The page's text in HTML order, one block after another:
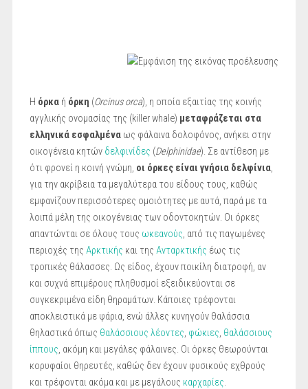
Η όρκαή όρκη (Orcinus orca), η οποία εξαιτίας της κοινής
αγγλικής ονομασίας της (killer whale) μεταφράζεται στα
ελληνικά εσφαλμέναως φάλαινα δολοφόνος, ανήκει στην
οικογένεια κητών δελφινίδες (Delphinidae). Σε αντίθεση με
ότι φρονεί η κοινή γνώμη, οι όρκες είναι γνήσια δελφίνια,
για την ακρίβεια τα μεγαλύτερα του είδους τους, καθώς
εμφανίζουν περισσότερες ομοιότητες με αυτά, παρά με τα
λοιπά μέλη της οικογένειας των οδοντοκητών. Οι όρκες
απαντώνται σε όλους τους ωκεανούς, από τις παγωμένες
περιοχές της Αρκτικής και της Ανταρκτικής έως τις
τροπικές θάλασσες. Ως είδος, έχουν ποικίλη διατροφή, αν
και συχνά επιμέρους πληθυσμοί εξειδικεύονται σε
συγκεκριμένα είδη θηραμάτων. Κάποιες τρέφονται
αποκλειστικά με ψάρια, ενώ άλλες κυνηγούν θαλάσσια
θηλαστικά όπως θαλάσσιους λέοντες, φώκιες, θαλάσσιους
ίππους, ακόμη και μεγάλες φάλαινες. Οι όρκες θεωρούνται
κορυφαίοι θηρευτές, καθώς δεν έχουν φυσικούς εχθρούς
και τρέφονται ακόμα και με μεγάλους καρχαρίες.